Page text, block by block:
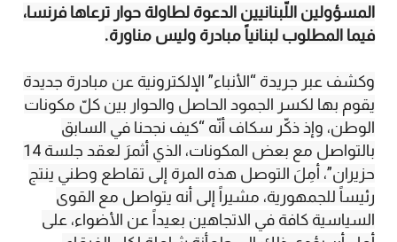
المسؤولين اللّبنانيين الدعوة لطاولة حوار ترعاها فرنسا،
فيما المطلوب لبنانياً مبادرة وليس مناورة.
وكشف عبر جريدة “الأنباء” الإلكترونية عن مبادرة جديدة
يقوم بها لكسر الجمود الحاصل والحوار بين كلّ مكونات
الوطن، وإذ ذكّر سكاف أنّه “كيف نجحنا في السابق
بالتواصل مع بعض المكونات، الذي أثمرَ لعقد جلسة 14
حزيران”، أمِلَ التوصل هذه المرة إلى تقاطع وطني ينتج
رئيساً للجمهورية، مشيراً إلى أنه يتواصل مع القوى
السياسية كافة في الاتجاهين بعيداً عن الأضواء، على